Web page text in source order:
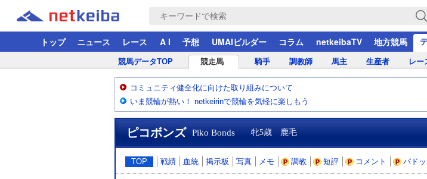
トップ ニュース レース A I 予想 UMAIビルダー コラム netkeibaTV 地方競馬
競馬データTOP 競走馬 騎手 調教師 馬主 生産者 レー
コミュニティ健全化に向けた取り組みについて
いま競輪が熱い！ netkeirinで競輪を気軽に楽しもう
ピコボンズ Piko Bonds 牝5歳 鹿毛
TOP 戦績 血統 掲示板 写真 メモ 調教 短評 コメント パド